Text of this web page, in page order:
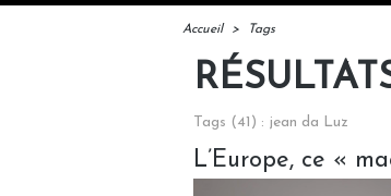
Accueil > Tags
Tags (41) : jean da Luz
L’Europe, ce «